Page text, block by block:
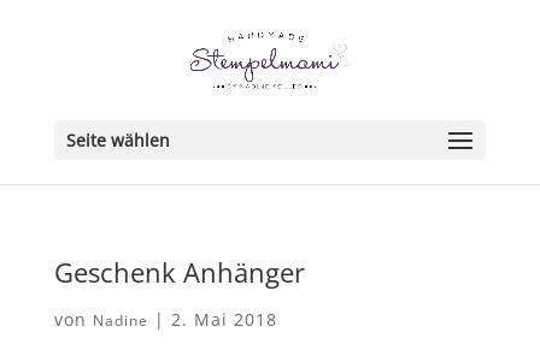
Seite wählen
Geschenk Anhänger
von Nadine | 2. Mai 2018